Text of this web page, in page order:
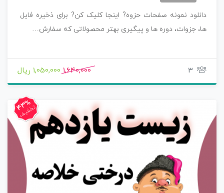
دانلود نمونه صفحات حزوه? اینجا کلیک کن? برای ذخیره فایل
ها، جزوات، دوره ها و پیگیری بهتر محصولاتی که سفارش…
3
1,640,000 1,050,000 ریال
43%
تخفیف